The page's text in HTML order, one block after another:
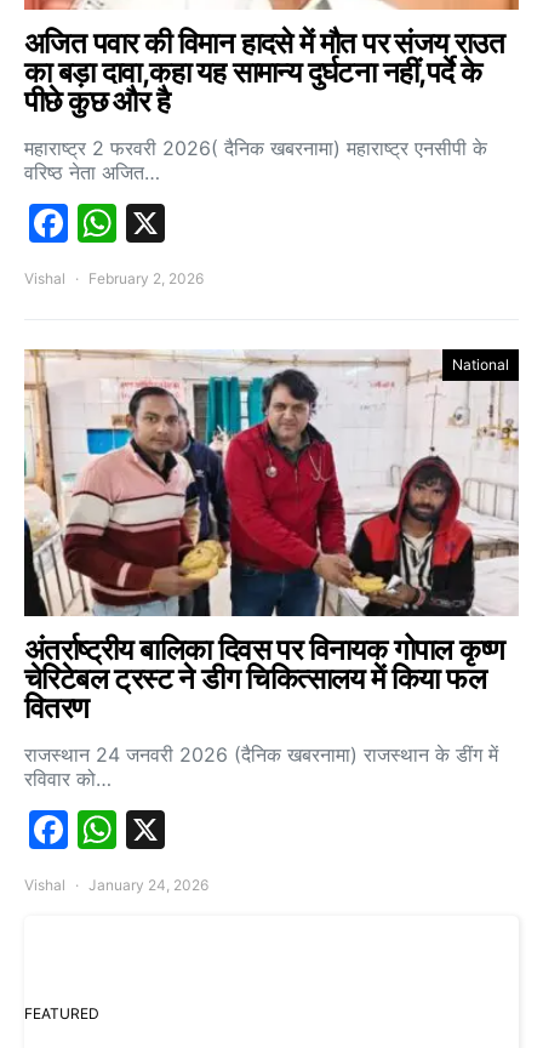
अजित पवार की विमान हादसे में मौत पर संजय राउत
का बड़ा दावा,कहा यह सामान्य दुर्घटना नहीं,पर्दे के
पीछे कुछ और है
महाराष्ट्र 2 फरवरी 2026( दैनिक खबरनामा) महाराष्ट्र एनसीपी के
वरिष्ठ नेता अजित…
Facebook
WhatsApp
Vishal February 2, 2026
National
अंतर्राष्ट्रीय बालिका दिवस पर विनायक गोपाल कृष्ण
चेरिटेबल ट्रस्ट ने डीग चिकित्सालय में किया फल
वितरण
राजस्थान 24 जनवरी 2026 (दैनिक खबरनामा) राजस्थान के डींग में
रविवार को…
Facebook
WhatsApp
Vishal January 24, 2026
FEATURED